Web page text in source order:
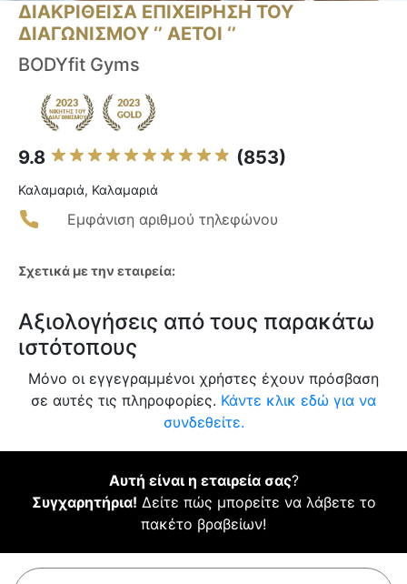
ΔΙΑΚΡΙΘΕΙΣΑ ΕΠΙΧΕΙΡΗΣΗ ΤΟΥ
ΔΙΑΓΩΝΙΣΜΟΥ ‘’ ΑΕΤΟΙ ‘’
BODYfit Gyms
9.8 (853)
Καλαμαριά, Καλαμαριά
Εμφάνιση αριθμού τηλεφώνου
Σχετικά με την εταιρεία:
Αξιολογήσεις από τους παρακάτω
ιστότοπους
Μόνο οι εγγεγραμμένοι χρήστες έχουν πρόσβαση
σε αυτές τις πληροφορίες. Κάντε κλικ εδώ για να
συνδεθείτε.
Αυτή είναι η εταιρεία σας?
Συγχαρητήρια! Δείτε πώς μπορείτε να λάβετε το
πακέτο βραβείων!